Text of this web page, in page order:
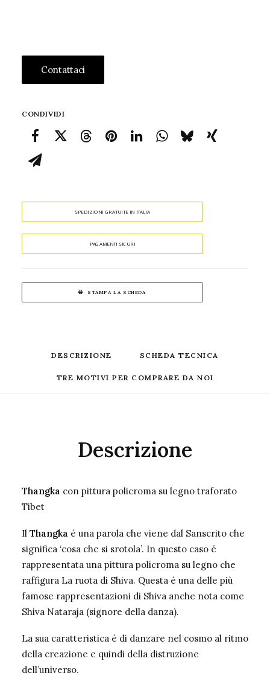
Contattaci
CONDIVIDI
SPEDIZIONI GRATUITE IN ITALIA
PAGAMENTI SICURI
STAMPA LA SCHEDA
DESCRIZIONE SCHEDA TECNICA
TRE MOTIVI PER COMPRARE DA NOI
Descrizione
Thangka con pittura policroma su legno traforato
Tibet
Il Thangka é una parola che viene dal Sanscrito che
significa ‘cosa che si srotola’. In questo caso é
rappresentata una pittura policroma su legno che
raffigura La ruota di Shiva. Questa é una delle più
famose rappresentazioni di Shiva anche nota come
Shiva Nataraja (signore della danza).
La sua caratteristica é di danzare nel cosmo al ritmo
della creazione e quindi della distruzione
dell’universo.